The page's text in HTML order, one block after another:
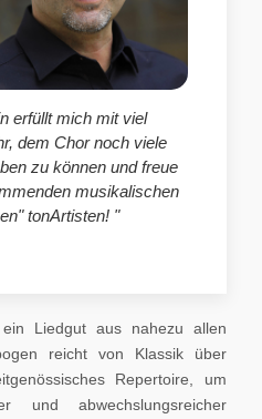
erfüllt mich mit viel
dem Chor noch viele
zu können und freue
musikalischen
tonArtisten! "
Liedgut aus nahezu allen
reicht von Klassik über
Repertoire, um
und abwechslungsreicher